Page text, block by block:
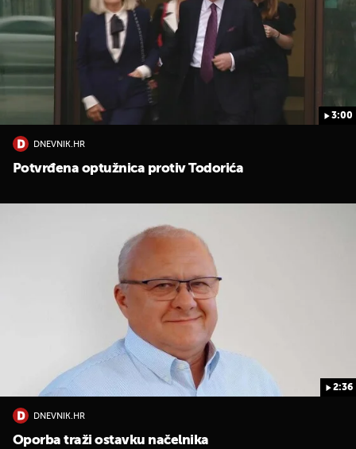
3:00
DNEVNIK.HR
Potvrđena optužnica protiv Todorića
2:36
DNEVNIK.HR
Oporba traži ostavku načelnika